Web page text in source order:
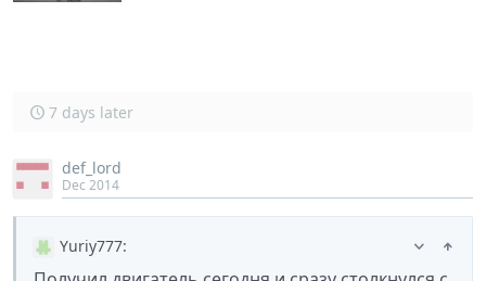
7 days later
def_lord
Dec 2014
Yuriy777: